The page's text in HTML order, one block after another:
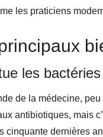
les praticiens
les
de la médecine,
antibiotiques, mais
cinquante dernières